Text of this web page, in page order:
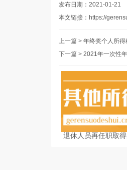
发布日期：2021-01-21
本文链接： https://
上一篇 > 年终奖个人所
下一篇 > 2021年一次性
退休人员再任职取得